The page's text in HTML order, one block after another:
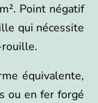
Point négatif
qui nécessite
équivalente,
ou en fer forgé